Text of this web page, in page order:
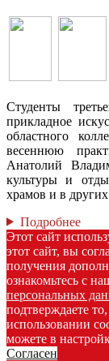
Студенты
прикладное
областного
весеннюю
Анатолий
культуры и
храмов и в
Подробнее
Этот сайт
этот сайт, вы
получения
ознакомьтесь с
персональных
подтверждаете
использовании
можете в
Согласен